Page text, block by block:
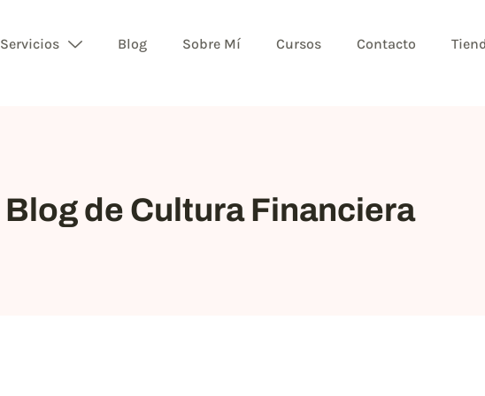
Servicios Blog Sobre Mí Cursos Contacto
Blog de Cultura Financiera